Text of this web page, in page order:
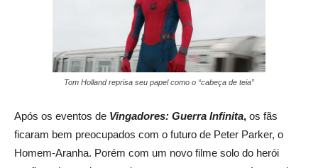
Tom Holland reprisa seu papel como o “cabeça de teia”
Após os eventos de Vingadores: Guerra Infinita, os fãs
ficaram bem preocupados com o futuro de Peter Parker, o
Homem-Aranha. Porém com um novo filme solo do herói